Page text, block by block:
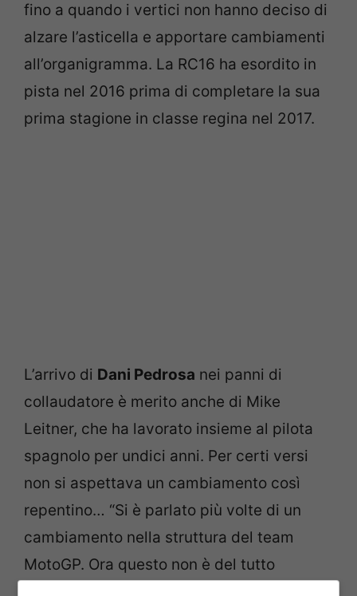
fino a quando i vertici non hanno deciso di
alzare l’asticella e apportare cambiamenti
all’organigramma. La RC16 ha esordito in
pista nel 2016 prima di completare la sua
prima stagione in classe regina nel 2017.
L’arrivo di Dani Pedrosa nei panni di
collaudatore è merito anche di Mike
Leitner, che ha lavorato insieme al pilota
spagnolo per undici anni. Per certi versi
non si aspettava un cambiamento così
repentino… “Si è parlato più volte di un
cambiamento nella struttura del team
MotoGP. Ora questo non è del tutto